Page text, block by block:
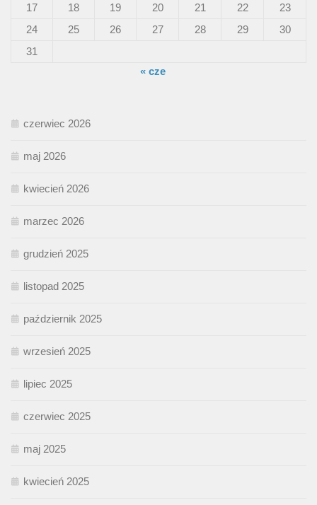
17 18 19 20 21 22
23
24
25 26 27 28 29
30
31
« cze
czerwiec 2026
maj 2026
kwiecień 2026
marzec 2026
grudzień 2025
listopad 2025
październik 2025
wrzesień 2025
lipiec 2025
czerwiec 2025
maj 2025
kwiecień 2025